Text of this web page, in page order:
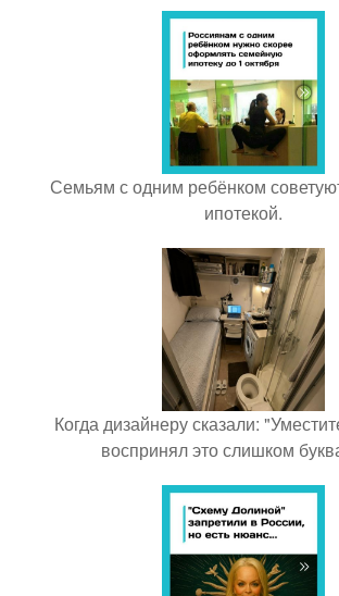
Семьям с одним ребёнком
ипотекой.
Когда дизайнеру сказали:
воспринял это слишком